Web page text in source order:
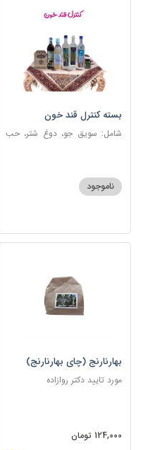
بسته کنترل قند خون
شامل: سویق جو، دوغ شتر، حب
عسلی-عنصلی
ناموجود
بهارنارنج (چای بهارنارنج)
مورد تایید دکتر روازاده
124,000 تومان